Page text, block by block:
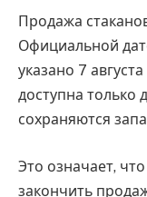
Продажа
Официальной
указано 7
доступна только
сохраняются
Это означает,
закончить